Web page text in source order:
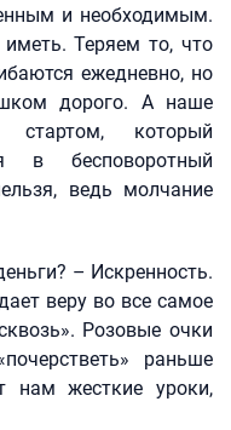
и необходимым.
Теряем то, что
ежедневно, но
дорого. А наше
стартом, который
в бесповоротный
ведь молчание
– Искренность.
веру во все самое
Розовые очки
раньше
нам жесткие уроки,